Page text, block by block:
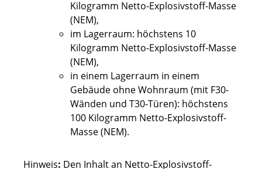
Kilogramm Netto-Explosivstoff-Masse
(NEM),
im Lagerraum: höchstens 10
Kilogramm Netto-Explosivstoff-Masse
(NEM),
in einem Lagerraum in einem
Gebäude ohne Wohnraum (mit F30-
Wänden und T30-Türen): höchstens
100 Kilogramm Netto-Explosivstoff-
Masse (NEM).
Hinweis: Den Inhalt an Netto-Explosivstoff-